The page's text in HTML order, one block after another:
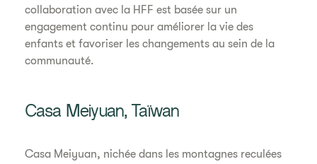
collaboration avec la HFF est basée sur un
engagement continu pour améliorer la vie des
enfants et favoriser les changements au sein de la
communauté.
Casa Meiyuan, Taïwan
Casa Meiyuan, nichée dans les montagnes reculées